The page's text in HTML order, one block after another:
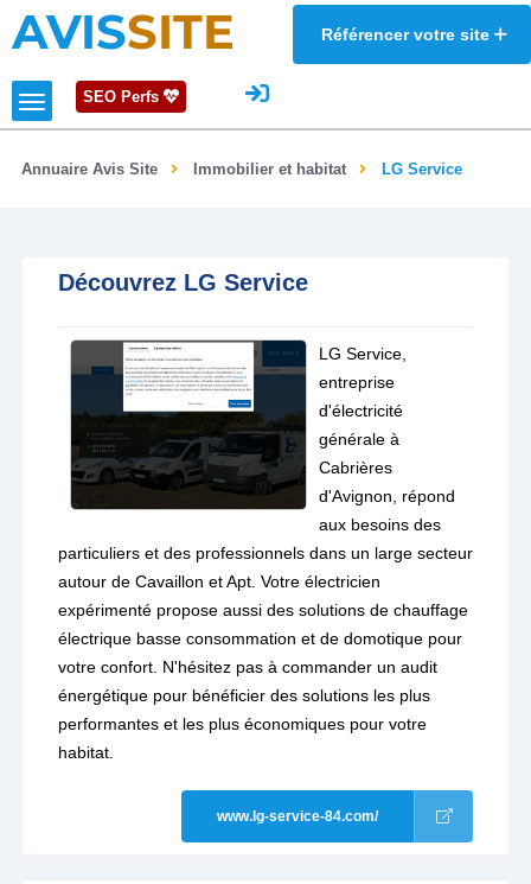
AVISSITE Référencer votre site
SEO Perfs
Annuaire Avis Site Immobilier et habitat LG Service
Découvrez LG Service
LG Service,
entreprise
d'électricité
générale à
Cabrières
d'Avignon, répond
aux besoins des
particuliers et des professionnels dans un large secteur
autour de Cavaillon et Apt. Votre électricien
expérimenté propose aussi des solutions de chauffage
électrique basse consommation et de domotique pour
votre confort. N'hésitez pas à commander un audit
énergétique pour bénéficier des solutions les plus
performantes et les plus économiques pour votre
habitat.
www.lg-service-84.com/